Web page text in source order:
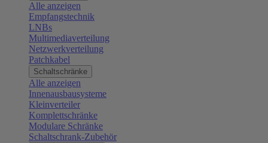
Alle anzeigen
Empfangstechnik
LNBs
Multimediaverteilung
Netzwerkverteilung
Patchkabel
Schaltschränke
Alle anzeigen
Innenausbausysteme
Kleinverteiler
Komplettschränke
Modulare Schränke
Schaltschrank-Zubehör